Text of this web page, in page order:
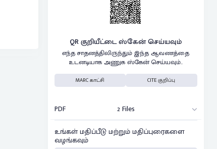
QR குறியீட்டை ஸ்கேன் செய்யவும்
எந்த சாதனத்திலிருந்தும் இந்த ஆவணத்தை
உடனடியாக அணுக ஸ்கேன் செய்யவும்..
MARC காட்சி CITE குறிப்பு
PDF 2 Files
உங்கள் மதிப்பீடு மற்றும் மதிப்புரைகளை
வழங்கவும்